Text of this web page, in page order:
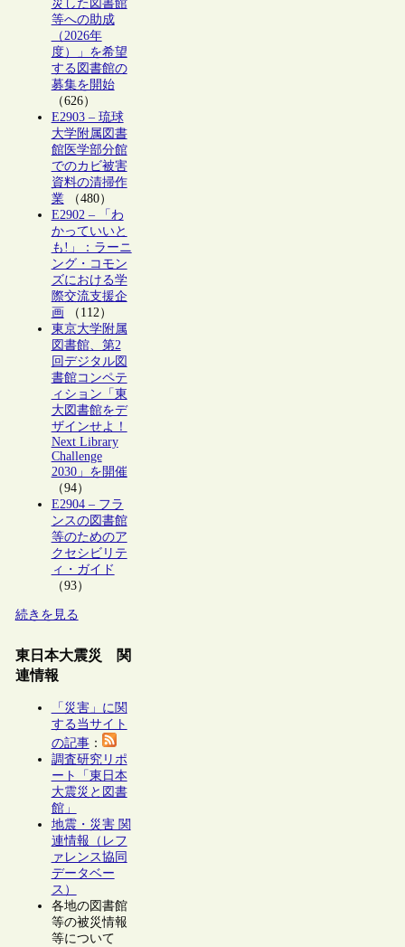
災した図書館
等への助成
（2026年
度）」を希望
する図書館の
募集を開始
（626）
E2903 – 琉球
大学附属図書
館医学部分館
でのカビ被害
資料の清掃作
業（480）
E2902 – 「わ
かっていいと
も!」：ラーニ
ング・コモン
ズにおける学
際交流支援企
画（112）
東京大学附属
図書館、第2
回デジタル図
書館コンペテ
ィション「東
大図書館をデ
ザインせよ！
Next Library
Challenge
2030」を開催
（94）
E2904 – フラ
ンスの図書館
等のためのア
クセシビリテ
ィ・ガイド
（93）
続きを見る
東日本大震災 関
連情報
「災害」に関
する当サイト
の記事：
調査研究リポ
ート「東日本
大震災と図書
館」
地震・災害 関
連情報（レフ
ァレンス協同
データベー
ス）
各地の図書館
等の被災情報
等について